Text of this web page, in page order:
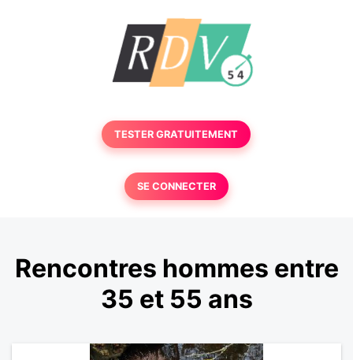
TESTER GRATUITEMENT
SE CONNECTER
Rencontres hommes entre
35 et 55 ans